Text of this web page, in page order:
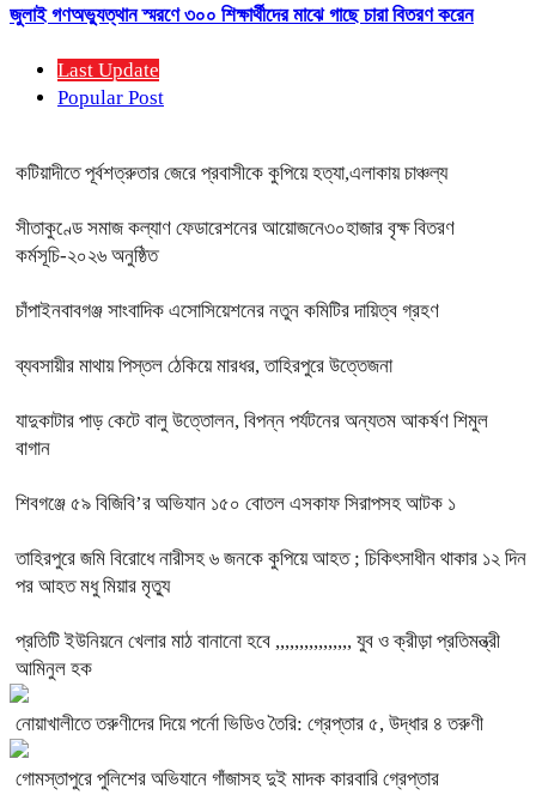
জুলাই গণঅভ্যুত্থান স্মরণে ৩০০ শিক্ষার্থীদের মাঝে গাছে চারা বিতরণ করেন
Last Update
Popular Post
কটিয়াদীতে পূর্বশত্রুতার জেরে প্রবাসীকে কুপিয়ে হত্যা,এলাকায় চাঞ্চল্য
সীতাকুণ্ডে সমাজ কল্যাণ ফেডারেশনের আয়োজনে৩০হাজার বৃক্ষ বিতরণ
কর্মসূচি-২০২৬ অনুষ্ঠিত
চাঁপাইনবাবগঞ্জ সাংবাদিক এসোসিয়েশনের নতুন কমিটির দায়িত্ব গ্রহণ
ব্যবসায়ীর মাথায় পিস্তল ঠেকিয়ে মারধর, তাহিরপুরে উত্তেজনা
যাদুকাটার পাড় কেটে বালু উত্তোলন, বিপন্ন পর্যটনের অন্যতম আকর্ষণ শিমুল
বাগান
শিবগঞ্জে ৫৯ বিজিবি’র অভিযান ১৫০ বোতল এসকাফ সিরাপসহ আটক ১
তাহিরপুরে জমি বিরোধে নারীসহ ৬ জনকে কুপিয়ে আহত ; চিকিৎসাধীন থাকার ১২ দিন
পর আহত মধু মিয়ার মৃত্যু
প্রতিটি ইউনিয়নে খেলার মাঠ বানানো হবে ,,,,,,,,,,,,,,,, যুব ও ক্রীড়া প্রতিমন্ত্রী
আমিনুল হক
নোয়াখালীতে তরুণীদের দিয়ে পর্নো ভিডিও তৈরি: গ্রেপ্তার ৫, উদ্ধার ৪ তরুণী
গোমস্তাপুরে পুলিশের অভিযানে গাঁজাসহ দুই মাদক কারবারি গ্রেপ্তার